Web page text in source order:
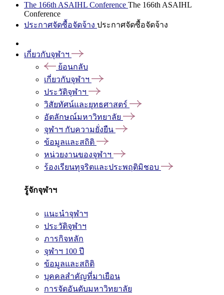
The 166th ASAIHL Conference The 166th ASAIHL
Conference
ประกาศจัดซื้อจัดจ้าง ประกาศจัดซื้อจัดจ้าง
เกี่ยวกับจุฬาฯ
ย้อนกลับ
เกี่ยวกับจุฬาฯ
ประวัติจุฬาฯ
วิสัยทัศน์และยุทธศาสตร์
อัตลักษณ์มหาวิทยาลัย
จุฬาฯ กับความยั่งยืน
ข้อมูลและสถิติ
หน่วยงานของจุฬาฯ
ร้องเรียนทุจริตและประพฤติมิชอบ
รู้จักจุฬาฯ
แนะนำจุฬาฯ
ประวัติจุฬาฯ
ภารกิจหลัก
จุฬาฯ 100 ปี
ข้อมูลและสถิติ
บุคคลสำคัญที่มาเยือน
การจัดอันดับมหาวิทยาลัย